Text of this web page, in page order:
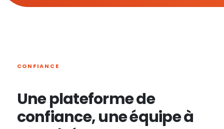
CONFIANCE
Une plateforme de
confiance, une équipe à